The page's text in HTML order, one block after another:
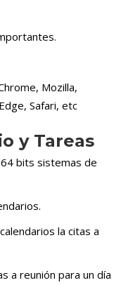
Mozilla,
Safari, etc
y Tareas
bits sistemas de
la citas a
a reunión para un día